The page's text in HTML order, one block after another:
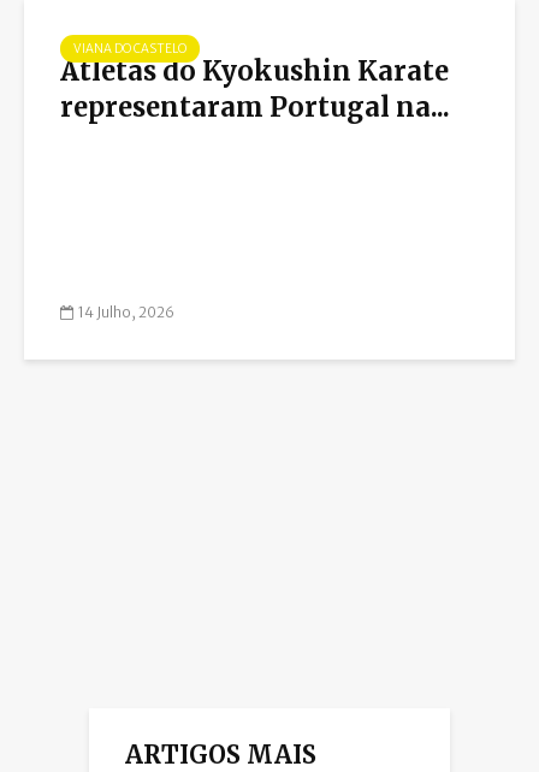
VIANA DO CASTELO
Atletas do Kyokushin Karate
representaram Portugal na...
14 Julho, 2026
ARTIGOS MAIS